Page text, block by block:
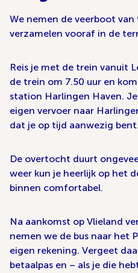
We nemen de veerboot van
verzamelen vooraf in de
Reis je met de trein vanuit
de trein om 7.50 uur en
station Harlingen Haven.
eigen vervoer naar
dat je op tijd aanwezig bent.
De overtocht duurt
weer kun je heerlijk op het
binnen comfortabel.
Na aankomst op Vlieland
nemen we de bus naar het
eigen rekening. Vergeet
betaalpas en – als je die